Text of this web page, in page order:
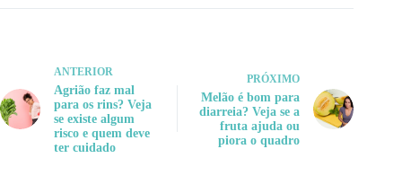
ANTERIOR
Agrião faz mal
para os rins? Veja
se existe algum
risco e quem deve
ter cuidado
PRÓXIMO
Melão é bom para
diarreia? Veja se a
fruta ajuda ou
piora o quadro